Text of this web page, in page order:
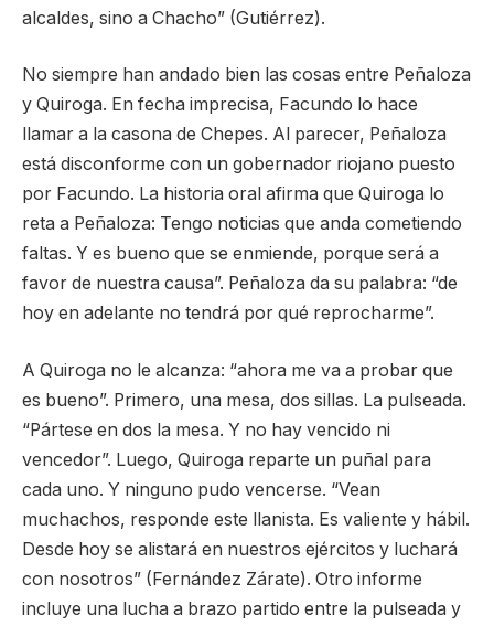
alcaldes, sino a Chacho” (Gutiérrez).
No siempre han andado bien las cosas entre Peñaloza
y Quiroga. En fecha imprecisa, Facundo lo hace
llamar a la casona de Chepes. Al parecer, Peñaloza
está disconforme con un gobernador riojano puesto
por Facundo. La historia oral afirma que Quiroga lo
reta a Peñaloza: Tengo noticias que anda cometiendo
faltas. Y es bueno que se enmiende, porque será a
favor de nuestra causa”. Peñaloza da su palabra: “de
hoy en adelante no tendrá por qué reprocharme”.
A Quiroga no le alcanza: “ahora me va a probar que
es bueno”. Primero, una mesa, dos sillas. La pulseada.
“Pártese en dos la mesa. Y no hay vencido ni
vencedor”. Luego, Quiroga reparte un puñal para
cada uno. Y ninguno pudo vencerse. “Vean
muchachos, responde este llanista. Es valiente y hábil.
Desde hoy se alistará en nuestros ejércitos y luchará
con nosotros” (Fernández Zárate). Otro informe
incluye una lucha a brazo partido entre la pulseada y